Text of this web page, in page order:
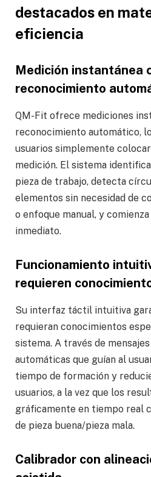
destacados en
eficiencia
Medición instantánea
reconocimiento
QM-Fit ofrece mediciones
reconocimiento automático,
usuarios simplemente
medición. El sistema
pieza de trabajo, detecta
elementos sin necesidad de
o enfoque manual, y
inmediato.
Funcionamiento
requieren
Su interfaz táctil intuitiva
requieran conocimientos
sistema. A través de
automáticas que guían al
tiempo de formación y
usuarios, a la vez que los
gráficamente en tiempo real
de pieza buena/pieza mala.
Calibrador con